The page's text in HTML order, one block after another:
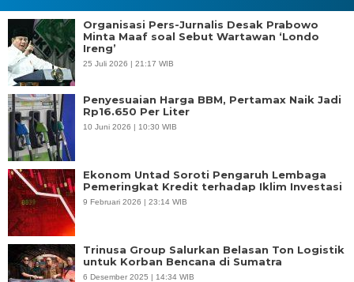
Organisasi Pers-Jurnalis Desak Prabowo
Minta Maaf soal Sebut Wartawan ‘Londo
Ireng’
25 Juli 2026 | 21:17 WIB
Penyesuaian Harga BBM, Pertamax Naik Jadi
Rp16.650 Per Liter
10 Juni 2026 | 10:30 WIB
Ekonom Untad Soroti Pengaruh Lembaga
Pemeringkat Kredit terhadap Iklim Investasi
9 Februari 2026 | 23:14 WIB
Trinusa Group Salurkan Belasan Ton Logistik
untuk Korban Bencana di Sumatra
6 Desember 2025 | 14:34 WIB